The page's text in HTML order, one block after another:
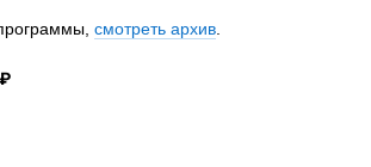
смотреть архив